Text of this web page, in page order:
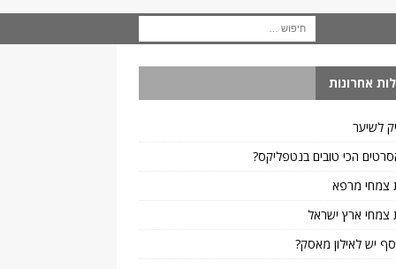
אחרונות
לשיער
הכי טובים בנטפליקס?
צמחי מרפא
צמחי ארץ ישראל
יש לאילון מאסק?